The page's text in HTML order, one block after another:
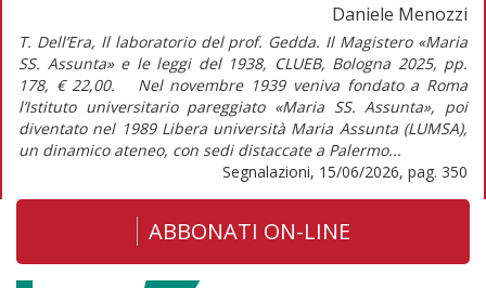
Daniele Menozzi
T. Dell’Era, Il laboratorio del prof. Gedda. Il Magistero «Maria
SS. Assunta» e le leggi del 1938, CLUEB, Bologna 2025, pp.
178, € 22,00. Nel novembre 1939 veniva fondato a Roma
l’Istituto universitario pareggiato «Maria SS. Assunta», poi
diventato nel 1989 Libera università Maria Assunta (LUMSA),
un dinamico ateneo, con sedi distaccate a Palermo...
Segnalazioni, 15/06/2026, pag. 350
ABBONATI ON-LINE